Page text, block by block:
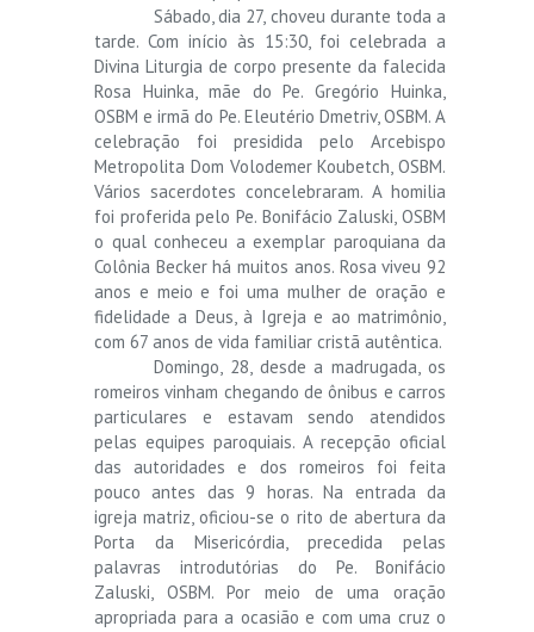
Sábado, dia 27, choveu durante toda a
tarde. Com início às 15:30, foi celebrada a
Divina Liturgia de corpo presente da falecida
Rosa Huinka, mãe do Pe. Gregório Huinka,
OSBM e irmã do Pe. Eleutério Dmetriv, OSBM. A
celebração foi presidida pelo Arcebispo
Metropolita Dom Volodemer Koubetch, OSBM.
Vários sacerdotes concelebraram. A homilia
foi proferida pelo Pe. Bonifácio Zaluski, OSBM
o qual conheceu a exemplar paroquiana da
Colônia Becker há muitos anos. Rosa viveu 92
anos e meio e foi uma mulher de oração e
fidelidade a Deus, à Igreja e ao matrimônio,
com 67 anos de vida familiar cristã autêntica.
Domingo, 28, desde a madrugada, os
romeiros vinham chegando de ônibus e carros
particulares e estavam sendo atendidos
pelas equipes paroquiais. A recepção oficial
das autoridades e dos romeiros foi feita
pouco antes das 9 horas. Na entrada da
igreja matriz, oficiou-se o rito de abertura da
Porta da Misericórdia, precedida pelas
palavras introdutórias do Pe. Bonifácio
Zaluski, OSBM. Por meio de uma oração
apropriada para a ocasião e com uma cruz o